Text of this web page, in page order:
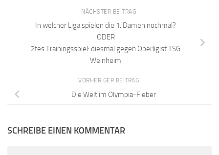
NÄCHSTER BEITRAG
In welcher Liga spielen die 1. Damen nochmal?
ODER
2tes Trainingsspiel: diesmal gegen Oberligist TSG
Weinheim
VORHERIGER BEITRAG
Die Welt im Olympia-Fieber
SCHREIBE EINEN KOMMENTAR